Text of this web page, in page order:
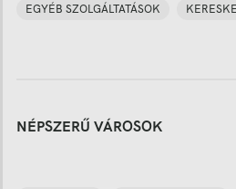
EGYÉB SZOLGÁLTATÁSOK
NÉPSZERŰ VÁROSOK